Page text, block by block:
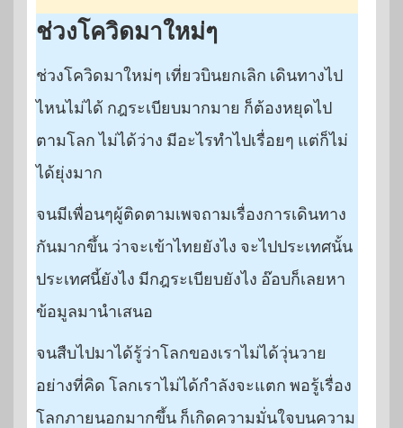
ช่วงโควิดมาใหม่ๆ
ช่วงโควิดมาใหม่ๆ เที่ยวบินยกเลิก เดินทางไป
ไหนไม่ได้ กฎระเบียบมากมาย ก็ต้องหยุดไป
ตามโลก ไม่ได้ว่าง มีอะไรทำไปเรื่อยๆ แต่ก็ไม่
ได้ยุ่งมาก
จนมีเพื่อนๆผู้ติดตามเพจถามเรื่องการเดินทาง
กันมากขึ้น ว่าจะเข้าไทยยังไง จะไปประเทศนั้น
ประเทศนี้ยังไง มีกฎระเบียบยังไง อ๊อบก็เลยหา
ข้อมูลมานำเสนอ
จนสืบไปมาได้รู้ว่าโลกของเราไม่ได้วุ่นวาย
อย่างที่คิด โลกเราไม่ได้กำลังจะแตก พอรู้เรื่อง
โลกภายนอกมากขึ้น ก็เกิดความมั่นใจบนความ